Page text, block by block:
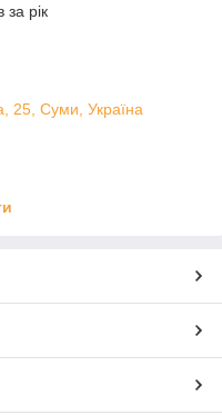
за рік
25, Суми, Україна